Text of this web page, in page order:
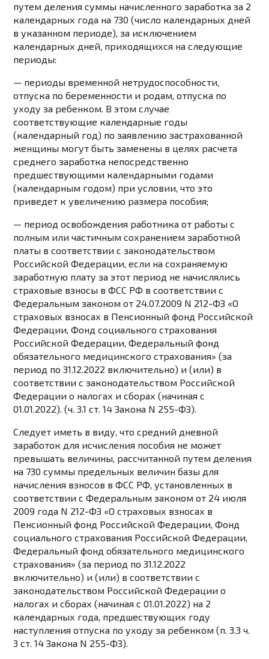
путем деления суммы начисленного заработка за 2
календарных года на 730 (число календарных дней
в указанном периоде), за исключением
календарных дней, приходящихся на следующие
периоды:
— периоды временной нетрудоспособности,
отпуска по беременности и родам, отпуска по
уходу за ребенком. В этом случае
соответствующие календарные годы
(календарный год) по заявлению застрахованной
женщины могут быть заменены в целях расчета
среднего заработка непосредственно
предшествующими календарными годами
(календарным годом) при условии, что это
приведет к увеличению размера пособия;
— период освобождения работника от работы с
полным или частичным сохранением заработной
платы в соответствии с законодательством
Российской Федерации, если на сохраняемую
заработную плату за этот период не начислялись
страховые взносы в ФСС РФ в соответствии с
Федеральнымзаконом от 24.07.2009 N 212-ФЗ «О
страховых взносах в Пенсионный фонд Российской
Федерации, Фонд социального страхования
Российской Федерации, Федеральный фонд
обязательного медицинского страхования» (за
период по 31.12.2022 включительно) и (или) в
соответствии сзаконодательством Российской
Федерации о налогах и сборах (начиная с
01.01.2022). (ч. 3.1 ст. 14 Закона N 255-ФЗ).
Следует иметь в виду, что средний дневной
заработок для исчисления пособия не может
превышать величины, рассчитанной путем деления
на 730 суммы предельных величин базы для
начисления взносов в ФСС РФ, установленных в
соответствии с Федеральнымзаконом от 24 июля
2009 года N 212-ФЗ «О страховых взносах в
Пенсионный фонд Российской Федерации, Фонд
социального страхования Российской Федерации,
Федеральный фонд обязательного медицинского
страхования» (за период по 31.12.2022
включительно) и (или) в соответствии с
законодательством Российской Федерации о
налогах и сборах (начиная с 01.01.2022) на 2
календарных года, предшествующих году
наступления отпуска по уходу за ребенком (п. 3.3 ч.
3 ст. 14 Закона N 255-ФЗ).